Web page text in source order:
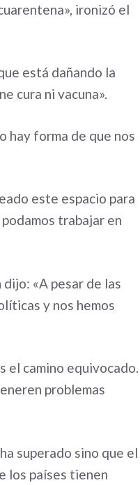
ironizó el
está dañando la
cura ni vacuna».
hay forma de que nos
este espacio para
trabajar en
«A pesar de las
y nos hemos
el camino equivocado.
problemas
superado sino que el
los países tienen